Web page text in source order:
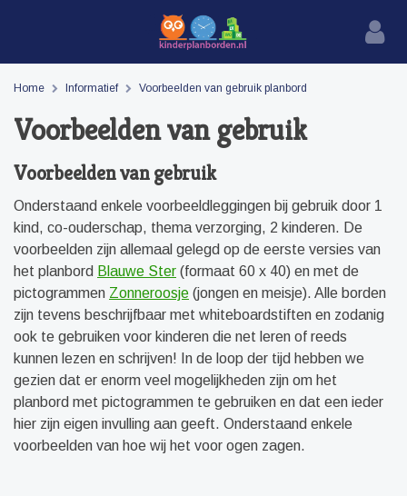
Home Informatief Voorbeelden van gebruik planbord
Voorbeelden van gebruik
Voorbeelden van gebruik
Onderstaand enkele voorbeeldleggingen bij gebruik door 1
kind, co-ouderschap, thema verzorging, 2 kinderen. De
voorbeelden zijn allemaal gelegd op de eerste versies van
het planbord Blauwe Ster (formaat 60 x 40) en met de
pictogrammen Zonneroosje (jongen en meisje). Alle borden
zijn tevens beschrijfbaar met whiteboardstiften en zodanig
ook te gebruiken voor kinderen die net leren of reeds
kunnen lezen en schrijven! In de loop der tijd hebben we
gezien dat er enorm veel mogelijkheden zijn om het
planbord met pictogrammen te gebruiken en dat een ieder
hier zijn eigen invulling aan geeft. Onderstaand enkele
voorbeelden van hoe wij het voor ogen zagen.